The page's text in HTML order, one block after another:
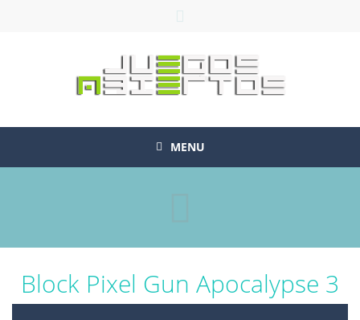
MENU
Block Pixel Gun Apocalypse 3